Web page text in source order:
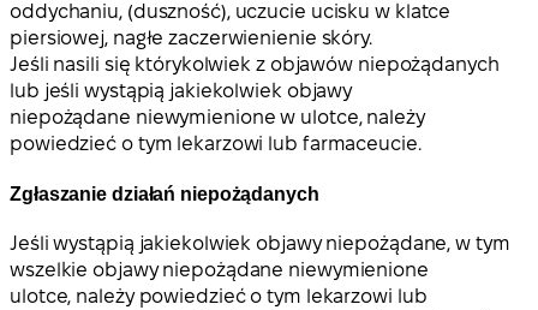
oddychaniu, (duszność), uczucie ucisku w klatce
piersiowej, nagłe zaczerwienienie skóry.
Jeśli nasili się którykolwiek z objawów niepożądanych
lub jeśli wystąpią jakiekolwiek objawy
niepożądane niewymienione w ulotce, należy
powiedzieć o tym lekarzowi lub farmaceucie.
Zgłaszanie działań niepożądanych
Jeśli wystąpią jakiekolwiek objawy niepożądane, w tym
wszelkie objawy niepożądane niewymienione
ulotce, należy powiedzieć o tym lekarzowi lub